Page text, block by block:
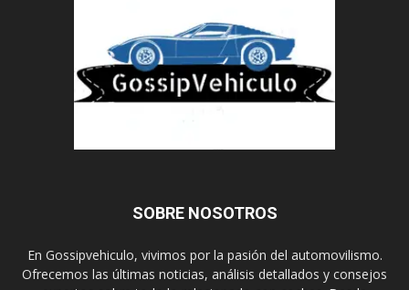
SOBRE NOSOTROS
En Gossipvehiculo, vivimos por la pasión del automovilismo.
Ofrecemos las últimas noticias, análisis detallados y consejos